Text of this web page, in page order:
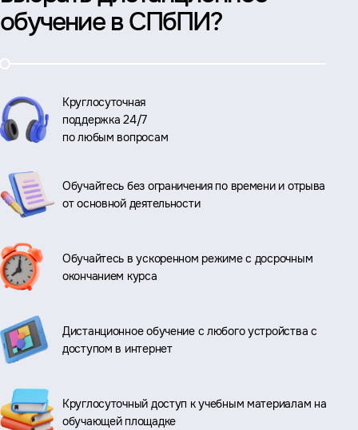
обучение в СПбПИ?
Круглосуточная
поддержка 24/7
по любым вопросам
Обучайтесь без ограничения по времени и отрыва
от основной деятельности
Обучайтесь в ускоренном режиме с досрочным
окончанием курса
Дистанционное обучение с любого устройства с
доступом в интернет
Круглосуточный доступ к учебным материалам на
обучающей площадке